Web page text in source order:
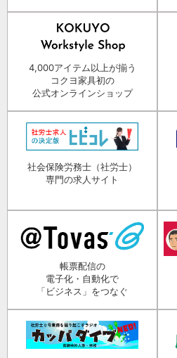
4,000アイテム以上が揃う
コクヨ家具初の
公式オンラインショップ
社会保険労務士（社労士）
専門の求人サイト
帳票配信の
電子化・自動化で
「ビジネス」をつなぐ